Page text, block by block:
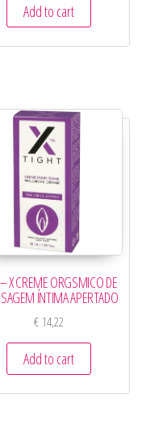
Add to cart
X CREME ORGSMICO DE
ÍNTIMA APERTADO
€ 14,22
Add to cart